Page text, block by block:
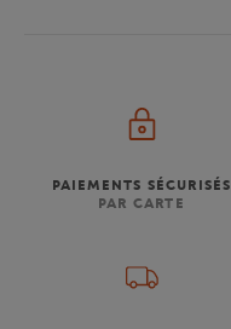
PAIEMENTS SÉCURISÉS
PAR CARTE